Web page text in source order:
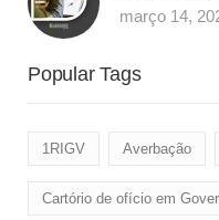
março 14,
Popular Tags
1RIGV Averbação
Cartório de ofício em